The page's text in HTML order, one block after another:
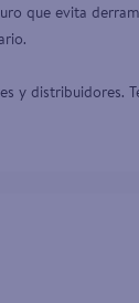
que evita
distribuidores.